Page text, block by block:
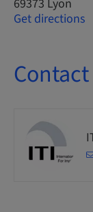
69373 Lyon
Get directions